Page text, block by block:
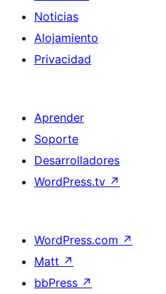
Noticias
Alojamiento
Privacidad
Aprender
Soporte
Desarrolladores
WordPress.tv ↗
WordPress.com ↗
Matt ↗
bbPress ↗